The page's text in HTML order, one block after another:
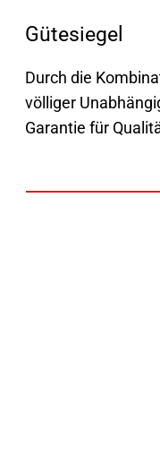
Gütesiegel
Durch die
völliger
Garantie für